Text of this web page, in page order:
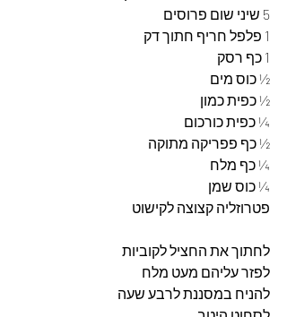
5 שיני שום פרוסים
1 פלפל חריף חתוך דק
1 כף רסק
½ כוס מים
½ כפית כמון
¼ כפית כורכום
½ כף פפריקה מתוקה
¼ כף מלח
¼ כוס שמן
פטרוזליה קצוצה לקישוט
לחתוך את החציל לקוביות
לפזר עליהם מעט מלח
להניח במסננת לרבע שעה